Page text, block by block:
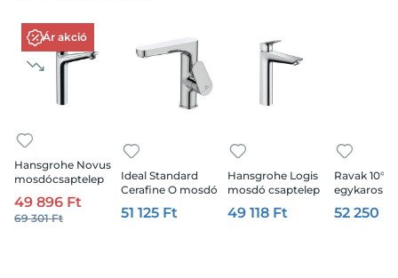
Ár akció
Hansgrohe Novus
mosdócsaptelep
230 króm
49 896 Ft
69 301 Ft
Ideal Standard
Cerafine O mosdó
csaptelep,
leeresztővel, 155
51 125 Ft
Hansgrohe Logis
mosdó csaptelep
190 króm
49 118 Ft
Ravak 10°
egykaros
leeresztő
52 250 Ft